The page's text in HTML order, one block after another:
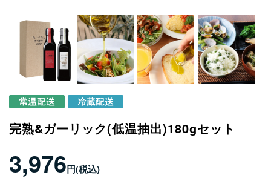
完熟&ガーリック(低温抽出)180gセット
3,976円